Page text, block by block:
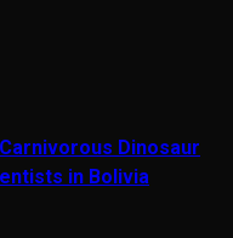
Dinosaur
in Bolivia